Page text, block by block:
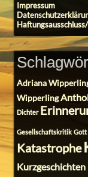
Impressum
Adriana
Wipperling
Dichter
Gesellschaftskritik Gott
Katastrophe
Kurzgeschichten